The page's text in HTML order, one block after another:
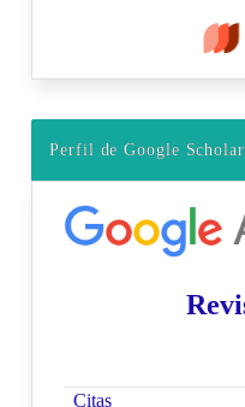
Perfil de Google Scholar